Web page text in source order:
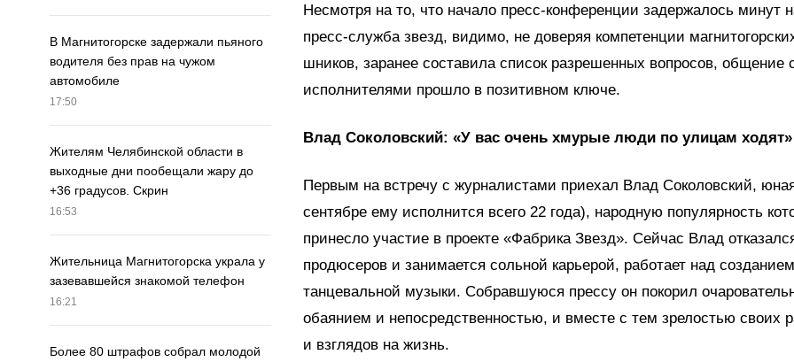
В Магнитогорске задержали пьяного
водителя без прав на чужом
автомобиле
17:50
Жителям Челябинской области в
выходные дни пообещали жару до
+36 градусов. Скрин
16:53
Жительница Магнитогорска украла у
зазевавшейся знакомой телефон
16:21
Более 80 штрафов собрал молодой
Несмотря на то, что начало пресс-конференции задержалось минут
пресс-служба звезд, видимо, не доверяя компетенции
шников, заранее составила список разрешенных вопросов,
исполнителями прошло в позитивном ключе.
Влад Соколовский: «У вас очень хмурые люди по улицам ходят»
Первым на встречу с журналистами приехал Влад Соколовский,
сентябре ему исполнится всего 22 года), народную популярность
принесло участие в проекте «Фабрика Звезд». Сейчас Влад
продюсеров и занимается сольной карьерой, работает над
танцевальной музыки. Собравшуюся прессу он покорил
обаянием и непосредственностью, и вместе с тем зрелостью своих
и взглядов на жизнь.